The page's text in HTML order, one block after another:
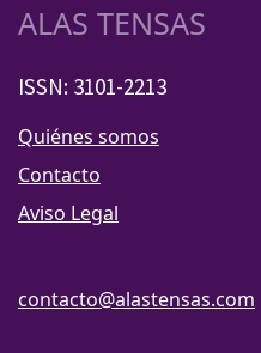
ALAS TENSAS
ISSN: 3101-2213
Quiénes somos
Contacto
Aviso Legal
contacto@alastensas.com